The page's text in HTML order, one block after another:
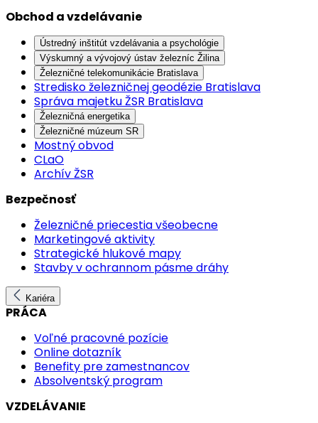
Obchod a vzdelávanie
Ústredný inštitút vzdelávania a psychológie
Výskumný a vývojový ústav železníc Žilina
Železničné telekomunikácie Bratislava
Stredisko železničnej geodézie Bratislava
Správa majetku ŽSR Bratislava
Železničná energetika
Železničné múzeum SR
Mostný obvod
CLaO
Archív ŽSR
Bezpečnosť
Železničné priecestia všeobecne
Marketingové aktivity
Strategické hlukové mapy
Stavby v ochrannom pásme dráhy
Kariéra
PRÁCA
Voľné pracovné pozície
Online dotazník
Benefity pre zamestnancov
Absolventský program
VZDELÁVANIE